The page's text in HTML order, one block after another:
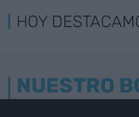
HOY
NUESTRO